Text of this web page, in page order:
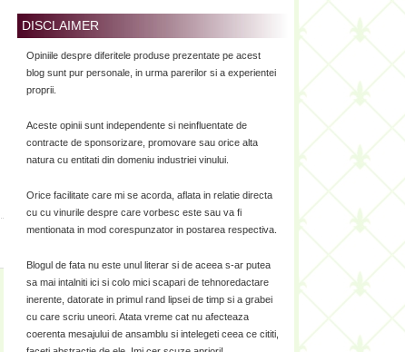
DISCLAIMER
Opiniile despre diferitele produse prezentate pe acest
blog sunt pur personale, in urma parerilor si a experientei
proprii.
Aceste opinii sunt independente si neinfluentate de
contracte de sponsorizare, promovare sau orice alta
natura cu entitati din domeniu industriei vinului.
Orice facilitate care mi se acorda, aflata in relatie directa
cu cu vinurile despre care vorbesc este sau va fi
mentionata in mod corespunzator in postarea respectiva.
Blogul de fata nu este unul literar si de aceea s-ar putea
sa mai intalniti ici si colo mici scapari de tehnoredactare
inerente, datorate in primul rand lipsei de timp si a grabei
cu care scriu uneori. Atata vreme cat nu afecteaza
coerenta mesajului de ansamblu si intelegeti ceea ce cititi,